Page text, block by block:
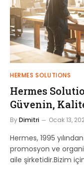
HERMES SOLUTIONS
Hermes
Güvenin,
ByDimitri Ocak 13,
Hermes, 1995
promosyon ve
aile şirketidir.Bizim